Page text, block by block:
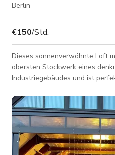
Berlin
€150/Std.
Dieses sonnenverwöhnte Loft
obersten Stockwerk eines
Industriegebäudes und ist
redaktionelle oder Lifestyle-
ruhigen Industriegebiet im
öffentlichen Verkehrsmitteln
offene Grundriss verfügt über
m), freiliegende Stahlträger,